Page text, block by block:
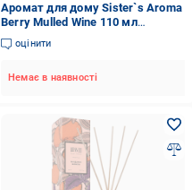
Аромат для дому Sister`s Aroma
Berry Mulled Wine 110 мл
(4820227786336)
оцінити
Немає в наявності